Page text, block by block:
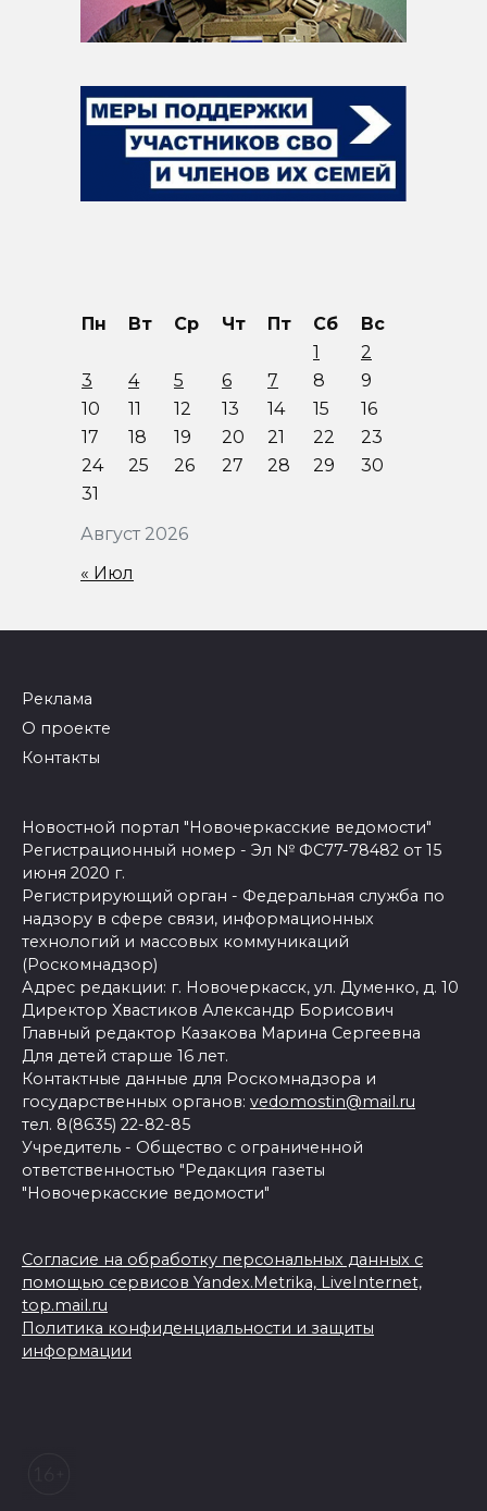
Август 2026
Пн Вт Ср Чт Пт Сб
Вс
1
2
3
4 5 6 7 8
9
10
11 12 13 14 15
16
17
18 19 20 21 22
23
24
25 26 27 28 29
30
31
« Июл
Реклама
О проекте
Контакты
Новостной портал "Новочеркасские ведомости"
Регистрационный номер - Эл № ФС77-78482 от 15
июня 2020 г.
Регистрирующий орган - Федеральная служба по
надзору в сфере связи, информационных
технологий и массовых коммуникаций
(Роскомнадзор)
Адрес редакции: г. Новочеркасск, ул. Думенко, д. 10
Директор Хвастиков Александр Борисович
Главный редактор Казакова Марина Сергеевна
Для детей старше 16 лет.
Контактные данные для Роскомнадзора и
государственных органов: vedomostin@mail.ru
тел. 8(8635) 22-82-85
Учредитель - Общество с ограниченной
ответственностью "Редакция газеты
"Новочеркасские ведомости"
Согласие на обработку персональных данных с
помощью сервисов Yandex.Metrika, LiveInternet,
top.mail.ru
Политика конфиденциальности и защиты
информации